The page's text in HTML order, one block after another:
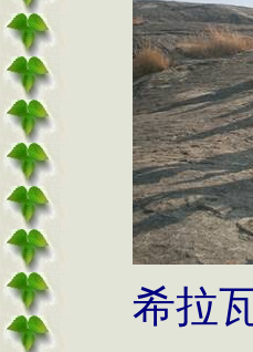
希拉